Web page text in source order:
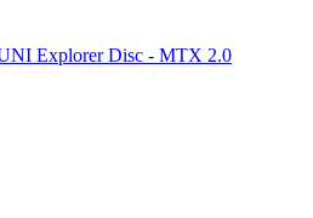
Explorer Disc - MTX 2.0